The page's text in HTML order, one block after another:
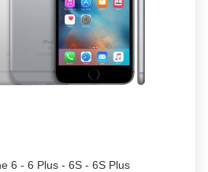
6 - 6 Plus - 6S - 6S Plus